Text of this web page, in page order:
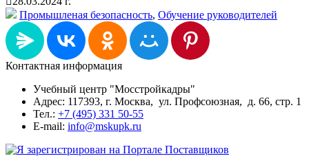
Промышленая безопасность, Обучение руководителей
Контактная информация
Учебный центр "Мосстройкадры"
Адрес: 117393, г. Москва, ул. Профсоюзная, д. 66, стр. 1
Тел.: +7 (495) 331 50-55
E-mail: info@mskupk.ru